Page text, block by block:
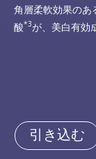
角層柔軟効果のあ
酸*3が、美白有効
引き込む